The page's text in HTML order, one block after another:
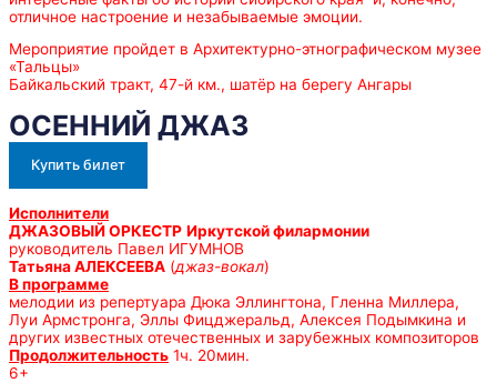
отличное настроение и незабываемые эмоции.
Мероприятие пройдет в Архитектурно-этнографическом музее
«Тальцы»
Байкальский тракт, 47-й км., шатёр на берегу Ангары
ОСЕННИЙ ДЖАЗ
Купить билет
Исполнители
ДЖАЗОВЫЙ ОРКЕСТР Иркутской филармонии
руководитель Павел ИГУМНОВ
Татьяна АЛЕКСЕЕВА (джаз-вокал)
В программе
мелодии из репертуара Дюка Эллингтона, Гленна Миллера,
Луи Армстронга, Эллы Фицджеральд, Алексея Подымкина и
других известных отечественных и зарубежных композиторов
Продолжительность 1ч. 20мин.
6+